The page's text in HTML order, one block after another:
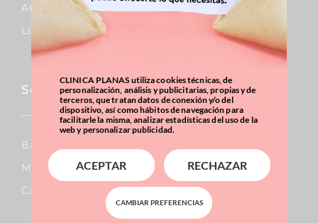
Abdominoplastia
Liposucción
Sobrepeso & Obesidad
Balón Gástrico
Manga Gástrica
Calculadora IMC
CLINICA PLANAS utiliza cookies técnicas, de
personalización, análisis y publicitarias, propias y de
terceros, que tratan datos de conexión y/o del
dispositivo, así como hábitos de navegación para
facilitarle la misma, analizar estadísticas del uso de la
web y personalizar publicidad.
ACEPTAR RECHAZAR
CAMBIAR PREFERENCIAS